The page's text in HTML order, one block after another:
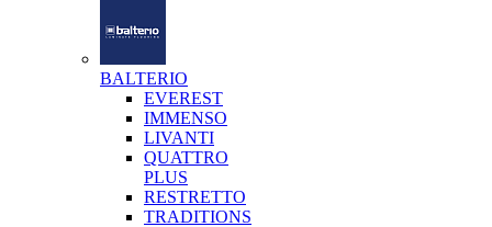
BALTERIO
EVEREST
IMMENSO
LIVANTI
QUATTRO
PLUS
RESTRETTO
TRADITIONS